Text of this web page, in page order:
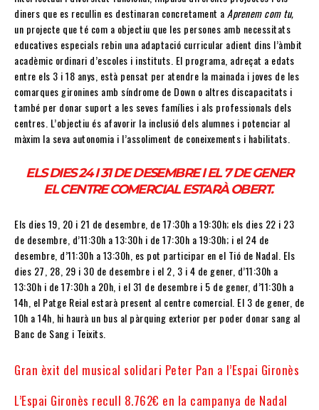
diners que es recullin es destinaran concretament a Aprenem com tu,
un projecte que té com a objectiu que les persones amb necessitats
educatives especials rebin una adaptació curricular adient dins l’àmbit
acadèmic ordinari d’escoles i instituts. El programa, adreçat a edats
entre els 3 i 18 anys, està pensat per atendre la mainada i joves de les
comarques gironines amb síndrome de Down o altres discapacitats i
també per donar suport a les seves famílies i als professionals dels
centres. L’objectiu és afavorir la inclusió dels alumnes i potenciar al
màxim la seva autonomia i l’assoliment de coneixements i habilitats.
ELS DIES 24 I 31 DE DESEMBRE I EL 7 DE GENER
EL CENTRE COMERCIAL ESTARÀ OBERT.
Els dies 19, 20 i 21 de desembre, de 17:30h a 19:30h; els dies 22 i 23
de desembre, d’11:30h a 13:30h i de 17:30h a 19:30h; i el 24 de
desembre, d’11:30h a 13:30h, es pot participar en el Tió de Nadal. Els
dies 27, 28, 29 i 30 de desembre i el 2, 3 i 4 de gener, d’11:30h a
13:30h i de 17:30h a 20h, i el 31 de desembre i 5 de gener, d’11:30h a
14h, el Patge Reial estarà present al centre comercial. El 3 de gener, de
10h a 14h, hi haurà un bus al pàrquing exterior per poder donar sang al
Banc de Sang i Teixits.
Gran èxit del musical solidari Peter Pan a l’Espai Gironès
L’Espai Gironès recull 8.762€ en la campanya de Nadal